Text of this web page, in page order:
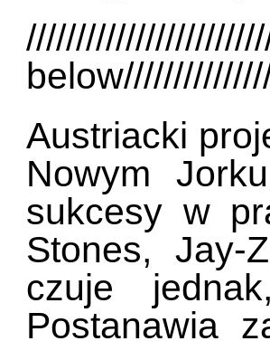
Austriacki
Nowym
sukcesy w
Stones, Jay-
czuje
Postanawia